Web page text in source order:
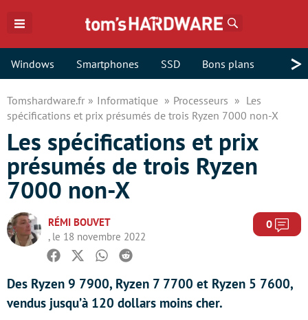
Windows Smartphones SSD Bons plans >
Tomshardware.fr Informatique Processeurs
Les
spécifications et prix présumés de trois Ryzen 7000 non-X
Les spécifications et prix
présumés de trois Ryzen
7000 non-X
RÉMI BOUVET
, le 18 novembre 2022
0
Facebook
TwitterWhatsapp
Reddit
Des Ryzen 9 7900, Ryzen 7 7700 et Ryzen 5 7600,
vendus jusqu’à 120 dollars moins cher.